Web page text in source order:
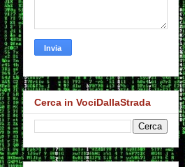
Cerca in VociDallaStrada